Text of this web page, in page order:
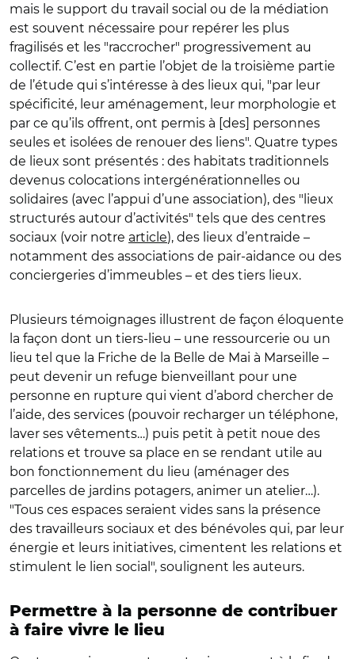
mais le support du travail social ou de la médiation
est souvent nécessaire pour repérer les plus
fragilisés et les "raccrocher" progressivement au
collectif. C’est en partie l’objet de la troisième partie
de l’étude qui s’intéresse à des lieux qui, "par leur
spécificité, leur aménagement, leur morphologie et
par ce qu’ils offrent, ont permis à [des] personnes
seules et isolées de renouer des liens". Quatre types
de lieux sont présentés : des habitats traditionnels
devenus colocations intergénérationnelles ou
solidaires (avec l’appui d’une association), des "lieux
structurés autour d’activités" tels que des centres
sociaux (voir notre article), des lieux d’entraide –
notamment des associations de pair-aidance ou des
conciergeries d’immeubles – et des tiers lieux.
Plusieurs témoignages illustrent de façon éloquente
la façon dont un tiers-lieu – une ressourcerie ou un
lieu tel que la Friche de la Belle de Mai à Marseille –
peut devenir un refuge bienveillant pour une
personne en rupture qui vient d’abord chercher de
l’aide, des services (pouvoir recharger un téléphone,
laver ses vêtements…) puis petit à petit noue des
relations et trouve sa place en se rendant utile au
bon fonctionnement du lieu (aménager des
parcelles de jardins potagers, animer un atelier…).
"Tous ces espaces seraient vides sans la présence
des travailleurs sociaux et des bénévoles qui, par leur
énergie et leurs initiatives, cimentent les relations et
stimulent le lien social", soulignent les auteurs.
Permettre à la personne de contribuer
à faire vivre le lieu